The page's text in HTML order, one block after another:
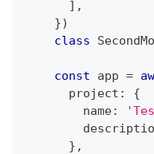
] ,
})
class
const app =
      project
:
{
        name
:
} ,